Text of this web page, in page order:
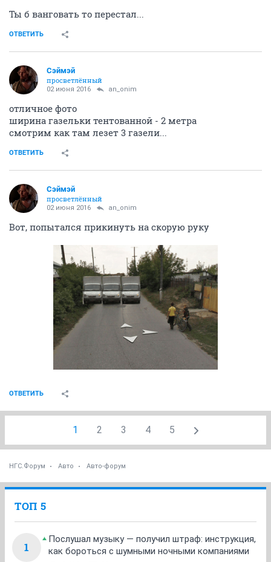
Ты б ванговать то перестал...
ОТВЕТИТЬ
Сэймэй
просветлённый
02 июня 2016 an_onim
отличное фото
ширина газельки тентованной - 2 метра
смотрим как там лезет 3 газели...
ОТВЕТИТЬ
Сэймэй
просветлённый
02 июня 2016 an_onim
Вот, попытался прикинуть на скорую руку
ОТВЕТИТЬ
1 2 3 4 5
НГС.Форум Авто Авто-форум
ТОП 5
1
Послушал музыку — получил штраф: инструкция,
как бороться с шумными ночными компаниями